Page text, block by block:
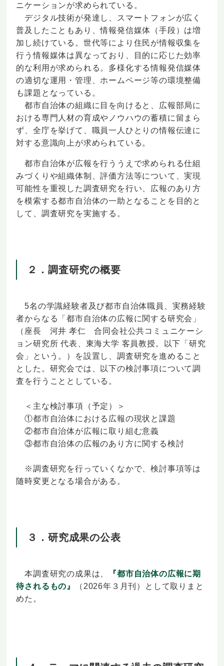
ニケーションが求められている。
デジタル技術が発達し、スマートフォンが広く
普及したこともあり、情報発信媒体（手段）は増
加し続けている。世代等により住民が情報収集を
行う情報媒体は異なっており、目的に応じた効率
的な利用が求められる。多様化する情報発信媒体
の適切な運用・管理、ホームページ等の環境整備
も課題となっている。
都市自治体の組織に目を向けると、広報部局に
おける専門人材の育成やノウハウの蓄積に留まら
ず、全庁を挙げて、職員一人ひとりの情報伝達に
対する意識向上が求められている。
都市自治体が広報を行ううえで求められる仕組
みづくりや組織体制、評価方法等について、実現
可能性を重視した調査研究を行い、広報のあり方
を模索する都市自治体の一助となることを目的と
して、調査研究を実施する。
２．調査研究の概要
5名の学識経験者及び都市自治体職員、実務経験
者からなる「都市自治体の広報に関する研究会」
（座長 河井 孝仁 合同会社公共コミュニケーシ
ョン研究所 代表、東海大学 客員教授。以下「研究
会」という。）を設置し、調査研究を進めること
とした。研究会では、以下の検討事項について調
査を行うこととしている。
＜主な検討事項（予定）＞
①都市自治体における広報の現状と課題
②都市自治体が広報に取り組む意義
③都市自治体の広報のあり方に関する検討
※調査研究を行っていくなかで、検討事項等は
随時変更となる場合がある。
３．研究成果の公表
本調査研究の成果は、
『都市自治体の広報に期
待されるもの』
（2026年３月刊）として取りまと
めた。